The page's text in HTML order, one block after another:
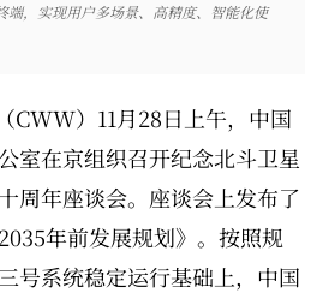
端，实现用户多场景、高精度、智能化使
CWW）11月28日上午，中国
室在京组织召开纪念北斗卫星
周年座谈会。座谈会上发布了
年前发展规划》。按照规
号系统稳定运行基础上，中国